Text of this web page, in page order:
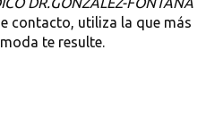
contacto, utiliza la que más
te resulte.